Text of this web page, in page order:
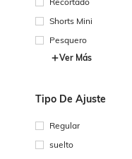
Shorts Mini
Pesquero
Ver Más
Tipo De Ajuste
Regular
suelto